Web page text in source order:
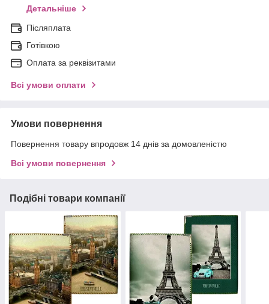
Детальніше
Післяплата
Готівкою
Оплата за реквізитами
Всі умови оплати
Умови повернення
Повернення товару впродовж 14 днів за домовленістю
Всі умови повернення
Подібні товари компанії